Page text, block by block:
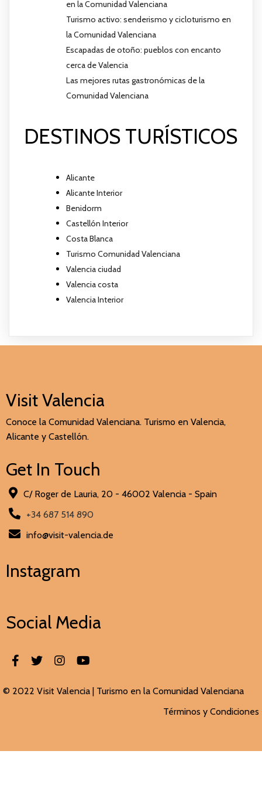
en la Comunidad Valenciana
Turismo activo: senderismo y cicloturismo en
la Comunidad Valenciana
Escapadas de otoño: pueblos con encanto
cerca de Valencia
Las mejores rutas gastronómicas de la
Comunidad Valenciana
DESTINOS TURÍSTICOS
Alicante
Alicante Interior
Benidorm
Castellón Interior
Costa Blanca
Turismo Comunidad Valenciana
Valencia ciudad
Valencia costa
Valencia Interior
Visit Valencia
Conoce la Comunidad Valenciana. Turismo en Valencia,
Alicante y Castellón.
Get In Touch
C/ Roger de Lauria, 20 - 46002 Valencia - Spain
+34 687 514 890
info@visit-valencia.de
Instagram
Social Media
© 2022 Visit Valencia | Turismo en la Comunidad Valenciana
Términos y Condiciones